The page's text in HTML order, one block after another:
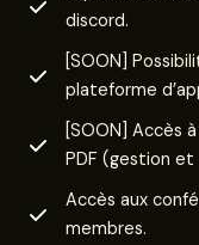
discord.
[SOON]
plateforme
[SOON] Accès
PDF (gestion et
Accès aux
membres.